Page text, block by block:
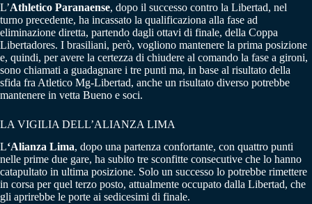
L’Athletico Paranaense, dopo il successo contro la Libertad, nel
turno precedente, ha incassato la qualificaziona alla fase ad
eliminazione diretta, partendo dagli ottavi di finale, della Coppa
Libertadores. I brasiliani, però, vogliono mantenere la prima posizione
e, quindi, per avere la certezza di chiudere al comando la fase a gironi,
sono chiamati a guadagnare i tre punti ma, in base al risultato della
sfida fra Atletico Mg-Libertad, anche un risultato diverso potrebbe
mantenere in vetta Bueno e soci.
LA VIGILIA DELL’ALIANZA LIMA
L‘Alianza Lima, dopo una partenza confortante, con quattro punti
nelle prime due gare, ha subito tre sconfitte consecutive che lo hanno
catapultato in ultima posizione. Solo un successo lo potrebbe rimettere
in corsa per quel terzo posto, attualmente occupato dalla Libertad, che
gli aprirebbe le porte ai sedicesimi di finale.